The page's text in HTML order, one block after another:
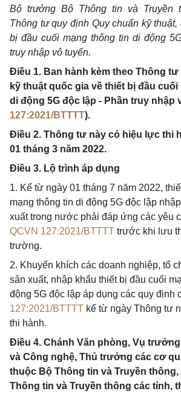
Bộ trưởng Bộ Thông tin và Truyền
Thông tư quy định Quy chuẩn kỹ
bị đầu cuối mạng thông tin di động
truy nhập vô tuyến.
Điều 1. Ban hành kèm theo Thông tư
kỹ thuật quốc gia về thiết bị đầu
di động 5G độc lập - Phần truy nhập
127:2021/BTTTT).
Điều 2. Thông tư này có hiệu lực thi
01 tháng 3 năm 2022.
Điều 3. Lộ trình áp dụng
1. Kể từ ngày 01 tháng 7 năm 2022,
mạng thông tin di động 5G độc lập
xuất trong nước phải đáp ứng các yêu
QCVN 127:2021/BTTTT trước khi lưu
trường.
2. Khuyến khích các doanh nghiệp, tổ
sản xuất, nhập khẩu thiết bị đầu cuối
động 5G độc lập áp dụng các quy định
127:2021/BTTTT kể từ ngày Thông tư
thi hành.
Điều 4. Chánh Văn phòng, Vụ
và Công nghệ, Thủ trưởng các cơ
thuộc Bộ Thông tin và Truyền thông,
Thông tin và Truyền thông các tỉnh,